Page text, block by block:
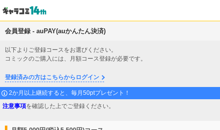
会員登録 - auPAY(auかんたん決済)
以下よりご登録コースをお選びください。
コミックのご購入には、月額コース登録が必要です。
登録済みの方はこちらからログイン
2か月以上継続すると、毎月50ptプレゼント！
注意事項を確認した上でご登録ください。